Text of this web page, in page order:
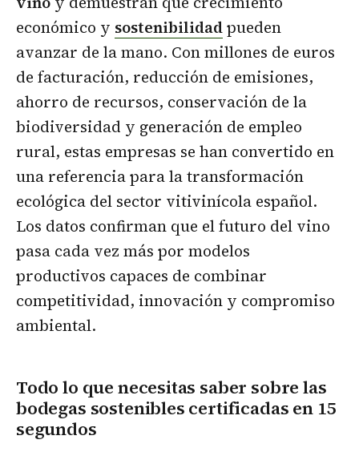
económico y sostenibilidadpueden
avanzar de la mano. Con millones de euros
de facturación, reducción de emisiones,
ahorro de recursos, conservación de la
biodiversidad y generación de empleo
rural, estas empresas se han convertido en
una referencia para la transformación
ecológica del sector vitivinícola español.
Los datos confirman que el futuro del vino
pasa cada vez más por modelos
productivos capaces de combinar
competitividad, innovación y compromiso
ambiental.
Todo lo que necesitas saber sobre las
bodegas sostenibles certificadas en 15
segundos